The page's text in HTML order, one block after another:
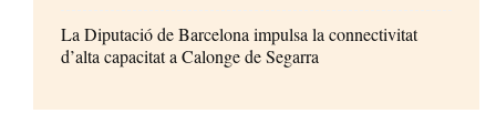
La Diputació de Barcelona impulsa la connectivitat
d’alta capacitat a Calonge de Segarra